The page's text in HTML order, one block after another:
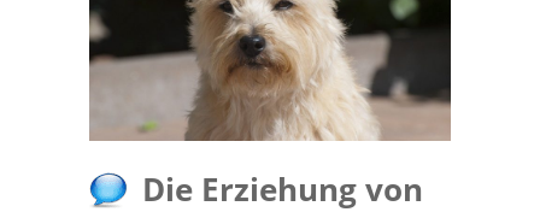
Die Erziehung von